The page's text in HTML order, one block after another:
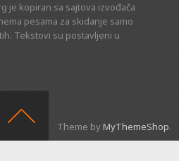
je kopiran sa sajtova izvođača
pesama za skidanje samo
Tekstovi su postavljeni u
Theme byMyThemeShop.